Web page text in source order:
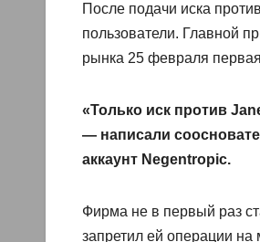
После подачи иска
пользователи. Главной
рынка 25 февраля
«Только иск против
— написали
аккаунт Negentropic.
Фирма не в первый раз
запретил ей операции